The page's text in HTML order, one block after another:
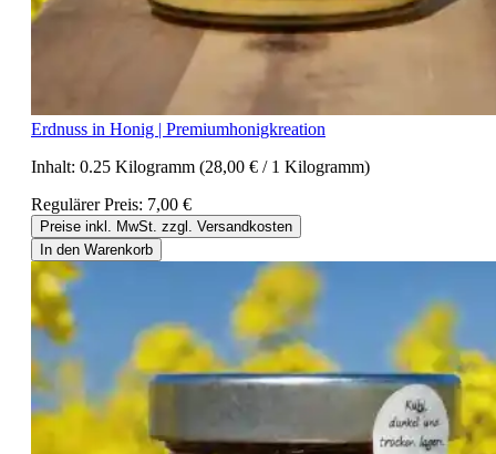
Erdnuss in Honig | Premiumhonigkreation
Inhalt: 0.25 Kilogramm (28,00 € / 1 Kilogramm)
Regulärer Preis: 7,00 €
Preise inkl. MwSt. zzgl. Versandkosten
In den Warenkorb